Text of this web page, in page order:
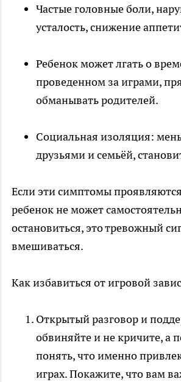
Частые головные боли,
усталость, снижение
Ребенок может лгать о
проведенном за играми,
обманывать родителей.
Социальная изоляция:
друзьями и семьёй,
Если эти симптомы
ребенок не может
остановиться, это тревожный
вмешиваться.
Как избавиться от игровой
Открытый разговор и
обвиняйте и не кричите, а
понять, что именно
играх. Покажите, что вам